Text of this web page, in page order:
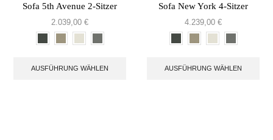
Sofa 5th Avenue 2-Sitzer
2.039,00 €
AUSFÜHRUNG WÄHLEN
Sofa New York 4-Sitzer
4.239,00 €
AUSFÜHRUNG WÄHLEN